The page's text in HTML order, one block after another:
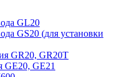
GL20
GS20 (для установки
GR20, GR20T
GE20, GE21